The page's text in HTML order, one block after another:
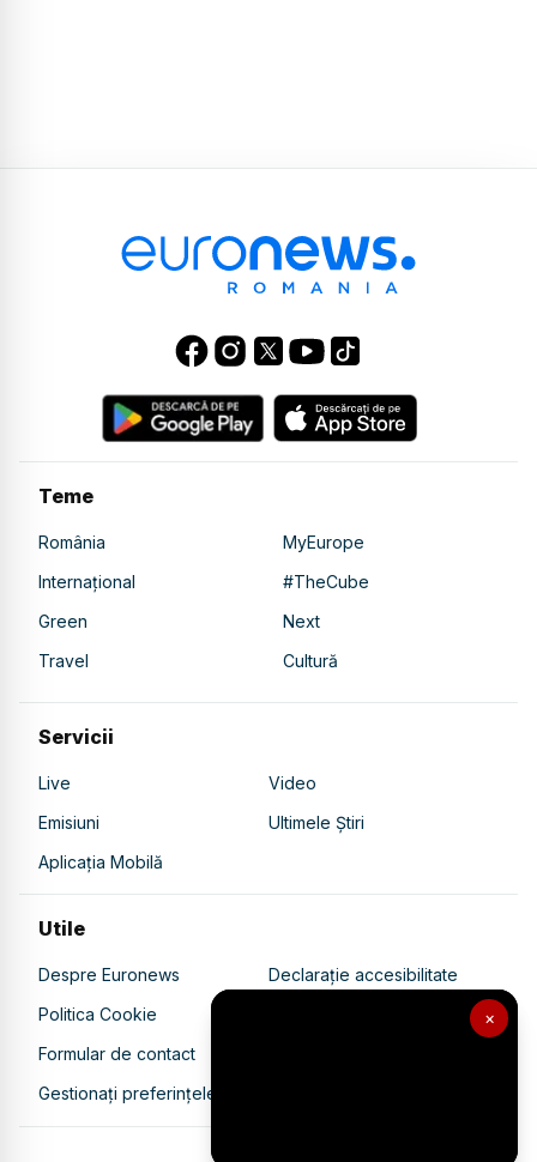
×
Teme
România
MyEurope
Internațional
#TheCube
Green
Next
Travel
Cultură
Servicii
Live
Video
Emisiuni
Ultimele Știri
Aplicația Mobilă
Utile
Despre Euronews
Declarație accesibilitate
Politica Cookie
Politica de confidențialitate
Formular de contact
Gestionați preferințele